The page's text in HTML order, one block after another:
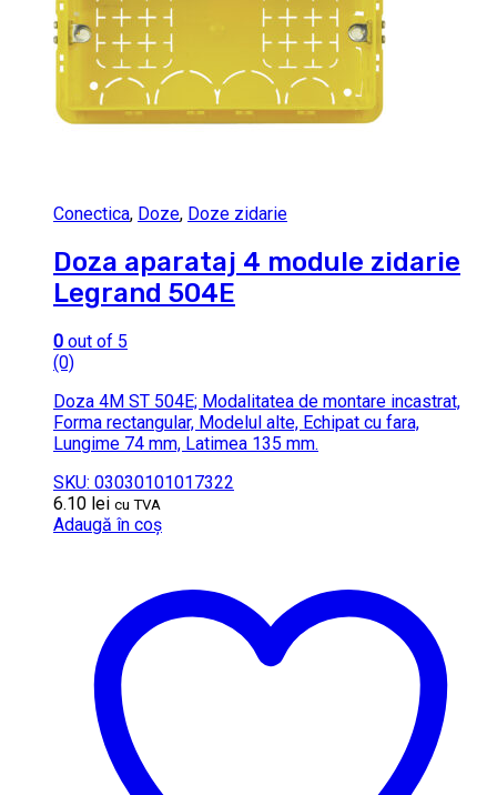
Conectica, Doze, Doze zidarie
Doza aparataj 4 module zidarie
Legrand 504E
0 out of 5
(0)
Doza 4M ST 504E; Modalitatea de montare incastrat,
Forma rectangular, Modelul alte, Echipat cu fara,
Lungime 74 mm, Latimea 135 mm.
SKU: 03030101017322
6.10 lei cu TVA
Adaugă în coș